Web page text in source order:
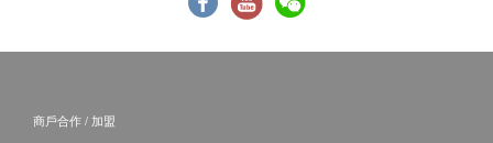
應最少有6個月或以上。(6 個月以下之產品會列明
到期日於上產品詳情中)
商戶合作 / 加盟